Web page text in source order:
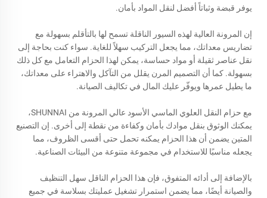
يوفر قبضة وثباتاً أفضل لنقل المواد بأمان.
إن المرونة العالية لهذه السيور الناقلة تسمح لها بالتأقلم بسهولة مع
تضاريس معداتك، مما يجعل التركيب سهلاً للغاية. سواء كنت بحاجة إلى
نقل عناصر ثقيلة أو مواد حساسة، يمكن لهذا الحزام التعامل مع كل ذلك
بسهولة. كما أن التصميم المرن يقلل من التآكل والاهتراء على معداتك،
ما يطيل عمرها ويوفّر عليك المال في تكاليف الصيانة.
مع حزام النقل العلوي الماسي الأسود عالي المرونة من SHUNNAI،
يمكنك الوثوق بنقل موادك بأمان وكفاءة من نقطة إلى أخرى. إن التصنيع
المتين يضمن أن هذا الحزام يمكنه تحمل حتى أقسى الظروف، مما
يجعله مناسبًا للاستخدام في مجموعة متنوعة من البيئات الصناعية.
بالإضافة إلى أدائه المتفوق، فإن هذا الحزام الناقل سهل التنظيف
والصيانة أيضًا، مما يضمن استمرار تشغيل عمليتك بسلاسة في جميع